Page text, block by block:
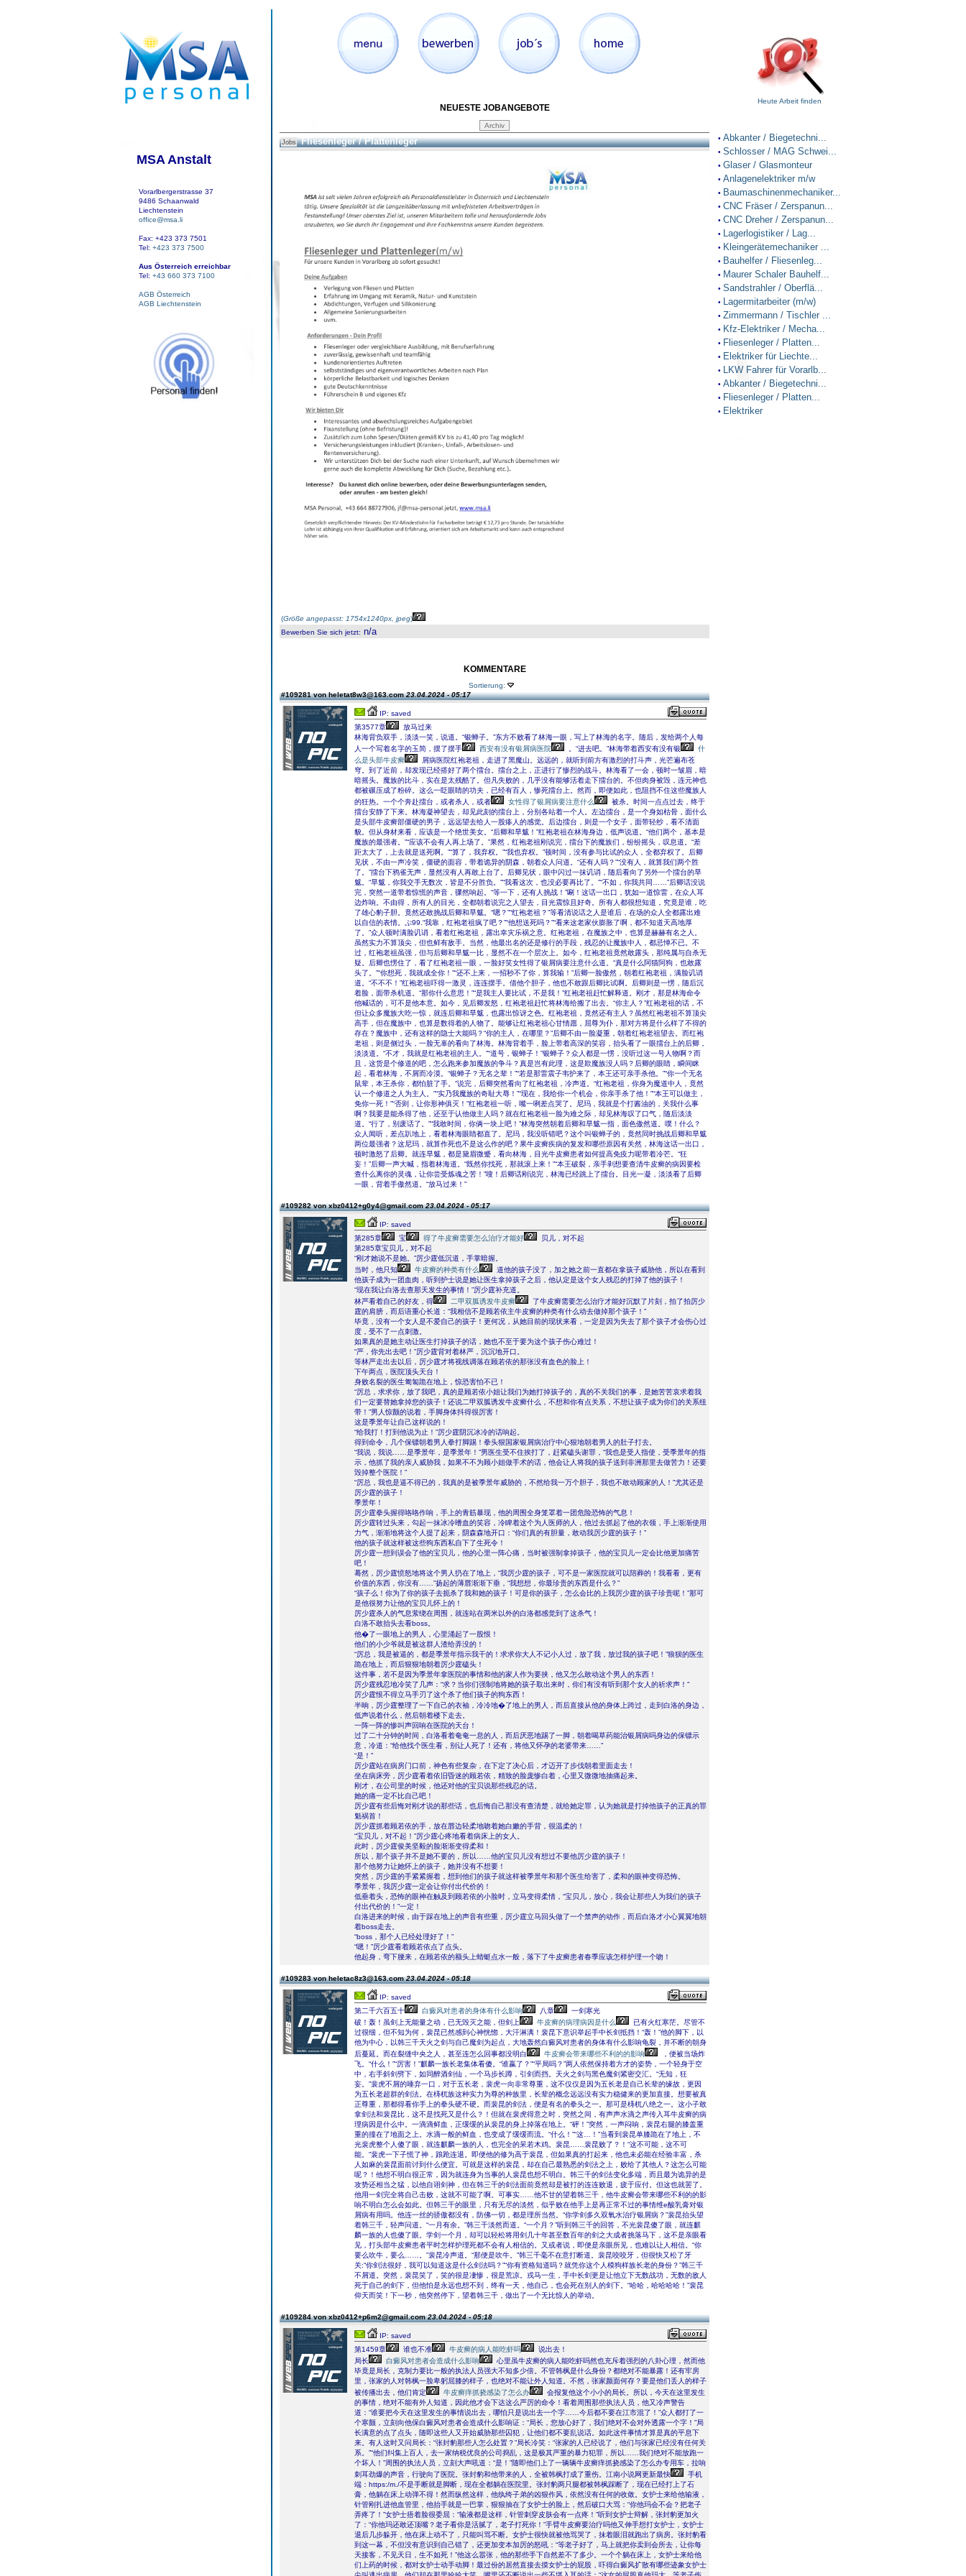
MSA Anstalt
Vorarlbergerstrasse 37
9486 Schaanwald
Liechtenstein
office@msa.li
Fax: +423 373 7501
Tel: +423 373 7500
Aus Österreich erreichbar
Tel: +43 660 373 7100
AGB Österreich
AGB Liechtenstein
NEUESTE JOBANGEBOTE
Jobs Fliesenleger / Plattenleger
(Größe angepasst: 1754x1240px, jpeg)
Bewerben Sie sich jetzt: n/a
KOMMENTARE
Sortierung:
#109281 von heletat8w3@163.com23.04.2024 - 05:17
IP: saved
第3577章
放马过来
林海背负双手，淡淡一笑，说道。“银蝉子。”东方不败看了林海一眼，写上了林海的名字。随后，发给两个人每
人一个写着名字的玉简，摆了摆手
西安有没有银屑病医院 。“进去吧。”林海带着西安有没有银
什
么是头部牛皮癣
屑病医院红袍老祖，走进了黑魔山。远远的，就听到前方有激烈的打斗声，光芒遍布苍
穹。到了近前，却发现已经搭好了两个擂台。擂台之上，正进行了惨烈的战斗。林海看了一会，顿时一皱眉，暗
暗摇头。魔族的比斗，实在是太残酷了。但凡失败的，几乎没有能够活着走下擂台的。不但肉身被毁，连元神也
都被碾压成了粉碎。这么一眨眼睛的功夫，已经有百人，惨死擂台上。然而，即便如此，也阻挡不住这些魔族人
的狂热。一个个奔赴擂台，或者杀人，或者
女性得了银屑病要注意什么
被杀。时间一点点过去，终于
擂台安静了下来。林海凝神望去，却见此刻的擂台上，分别各站着一个人。左边擂台，是一个身如枯骨，面什么
是头部牛皮癣部僵硬的男子，远远望去给人一股瘆人的感觉。后边擂台，则是一个女子，面带轻纱，看不清面
貌。但从身材来看，应该是一个绝世美女。“后卿和旱魃！”红袍老祖在林海身边，低声说道。“他们两个，基本是
魔族的最强者。”“应该不会有人再上场了。”果然，红袍老祖刚说完，擂台下的魔族们，纷纷摇头，叹息道。“差
距太大了，上去就是送死啊。”“算了，我弃权。”“我也弃权。”顿时间，没有参与比试的众人，全都弃权了。后卿
见状，不由一声冷笑，僵硬的面容，带着诡异的阴森，朝着众人问道。“还有人吗？”“没有人，就算我们两个胜
了。”擂台下鸦雀无声，显然没有人再敢上台了。后卿见状，眼中闪过一抹讥诮，随后看向了另外一个擂台的旱
魃。“旱魃，你我交手无数次，皆是不分胜负。”“我看这次，也没必要再比了。”“不如，你我共同……”后卿话没说
完，突然一道带着惊慌的声音，骤然响起。“等一下，还有人挑战！”唰！这话一出口，犹如一道惊雷，在众人耳
边炸响。不由得，所有人的目光，全都朝着说完之人望去，目光震惊且好奇。所有人都很想知道，究竟是谁，吃
了雄心豹子胆。竟然还敢挑战后卿和旱魃。“嗯？”“红袍老祖？”等看清说话之人是谁后，在场的众人全都露出难
以自信的表情。ぷ99.“我靠，红袍老祖疯了吧？”“他想送死吗？”“看来这老家伙膨胀了啊，都不知道天高地厚
了。”众人顿时满脸讥诮，看着红袍老祖，露出幸灾乐祸之意。红袍老祖，在魔族之中，也算是赫赫有名之人。
虽然实力不算顶尖，但也鲜有敌手。当然，他最出名的还是修行的手段，残忍的让魔族中人，都忌惮不已。不
过，红袍老祖虽强，但与后卿和旱魃一比，显然不在一个层次上。如今，红袍老祖竟然敢露头，那纯属与自杀无
疑。后卿也愣住了，看了红袍老祖一眼，一脸好笑女性得了银屑病要注意什么道。“真是什么阿猫阿狗，也敢露
头了。”“你想死，我就成全你！”“还不上来，一招秒不了你，算我输！”后卿一脸傲然，朝着红袍老祖，满脸讥诮
道。“不不不！”红袍老祖吓得一激灵，连连摆手。借他个胆子，他也不敢跟后卿比试啊。后卿则是一愣，随后沉
着脸，面带杀机道。“那你什么意思！”“是我主人要比试，不是我！”红袍老祖赶忙解释道。刚才，那是林海命令
他喊话的，可不是他本意。如今，见后卿发怒，红袍老祖赶忙将林海给搬了出去。“你主人？”红袍老祖的话，不
但让众多魔族大吃一惊，就连后卿和旱魃，也露出惊讶之色。红袍老祖，竟然还有主人？虽然红袍老祖不算顶尖
高手，但在魔族中，也算是数得着的人物了。能够让红袍老祖心甘情愿，屈尊为仆，那对方将是什么样了不得的
存在？魔族中，还有这样的隐士大能吗？“你的主人，在哪里？”后卿不由一脸凝重，朝着红袍老祖望去。而红袍
老祖，则是侧过头，一脸无辜的看向了林海。林海背着手，脸上带着高深的笑容，抬头看了一眼擂台上的后卿，
淡淡道。“不才，我就是红袍老祖的主人。”“道号，银蝉子！”银蝉子？众人都是一愣，没听过这一号人物啊？而
且，这货是个修道的吧，怎么跑来参加魔族的争斗？真是岂有此理，这是欺魔族没人吗？后卿的眼睛，瞬间眯
起，看着林海，不屑而冷漠。“银蝉子？无名之辈！”“若是那雷震子韦护来了，本王还可亲手杀他。”“你一个无名
鼠辈，本王杀你，都怕脏了手。”说完，后卿突然看向了红袍老祖，冷声道。“红袍老祖，你身为魔道中人，竟然
认一个修道之人为主人。”“实乃我魔族的奇耻大辱！”“现在，我给你一个机会，你亲手杀了他！”“本王可以做主，
免你一死！”“否则，让你形神俱灭！”红袍老祖一听，嘴一咧差点哭了。尼玛，我就是个打酱油的，关我什么事
啊？我要是能杀得了他，还至于认他做主人吗？就在红袍老祖一脸为难之际，却见林海叹了口气，随后淡淡
道。“行了，别废话了。”“我敢时间，你俩一块上吧！”林海突然朝着后卿和旱魃一指，面色傲然道。噗！什么？
众人闻听，差点趴地上，看着林海眼睛都直了。尼玛，我没听错吧？这个叫银蝉子的，竟然同时挑战后卿和旱魃
两位最强者？这尼玛，就算作死也不是这么作的吧？果牛皮癣疾病的复发和哪些原因有关然，林海这话一出口，
顿时激怒了后卿。就连旱魃，都是黛眉微蹙，看向林海，目光牛皮癣患者如何提高免疫力呢带着冷芒。“狂
妄！”后卿一声大喊，指着林海道。“既然你找死，那就滚上来！”“本王破裂，亲手剥想要查清牛皮癣的病因要检
查什么离你的灵魂，让你尝受炼魂之苦！”嗖！后卿话刚说完，林海已经跳上了擂台。目光一凝，淡淡看了后卿
一眼，背着手傲然道。“放马过来！”
#109282 von xbz0412+g0y4@gmail.com23.04.2024 - 05:17
IP: saved
第285章
宝 得了牛皮癣需要怎么治疗才能好
贝儿，对不起
第285章宝贝儿，对不起
“刚才她说不是她。”厉少霆低沉道，手掌暗握。
当时，他只知
牛皮癣的种类有什么
道他的孩子没了，加之她之前一直都在拿孩子威胁他，所以在看到
他孩子成为一团血肉，听到护士说是她让医生拿掉孩子之后，他认定是这个女人残忍的打掉了他的孩子！
“现在我让白洛去查那天发生的事情！”厉少霆补充道。
林严看着自己的好友，得
二甲双胍诱发牛皮癣
了牛皮癣需要怎么治疗才能好沉默了片刻，拍了拍厉少
霆的肩膀，而后语重心长道：“我相信不是顾若依主牛皮癣的种类有什么动去做掉那个孩子！”
毕竟，没有一个女人是不爱自己的孩子！更何况，从她目前的现状来看，一定是因为失去了那个孩子才会伤心过
度，受不了一点刺激。
如果真的是她主动让医生打掉孩子的话，她也不至于要为这个孩子伤心难过！
“严，你先出去吧！”厉少霆背对着林严，沉沉地开口。
等林严走出去以后，厉少霆才将视线调落在顾若依的那张没有血色的脸上！
下午两点，医院顶头天台！
身败名裂的医生匍匐跪在地上，惊恐害怕不已！
“厉总，求求你，放了我吧，真的是顾若依小姐让我们为她打掉孩子的，真的不关我们的事，是她苦苦哀求着我
们一定要替她拿掉您的孩子！还说二甲双胍诱发牛皮癣什么，不想和你有点关系，不想让孩子成为你们的关系纽
带！”男人惊颤的说着，手脚身体抖得很厉害！
这是季景年让自己这样说的！
“给我打！打到他说为止！”厉少霆阴沉冰冷的话响起。
得到命令，几个保镖朝着男人拳打脚踢！拳头狠国家银屑病治疗中心狠地朝着男人的肚子打去。
“我说，我说……是季景年，是季景年！”男医生受不住挨打了，赶紧磕头谢罪，“我也是受人指使，受季景年的指
示，他抓了我的亲人威胁我，如果不不为顾小姐做手术的话，他会让人将我的孩子送到非洲那里去做苦力！还要
毁掉整个医院！”
“厉总，我也是逼不得已的，我真的是被季景年威胁的，不然给我一万个胆子，我也不敢动顾家的人！”尤其还是
厉少霆的孩子！
季景年！
厉少霆拳头握得咯咯作响，手上的青筋暴现，他的周围全身笼罩着一团危险恐怖的气息！
厉少霆转过头来，勾起一抹冰冷嗜血的笑容，冷睥着这个为人医师的人，他过去抓起了他的衣领，手上渐渐使用
力气，渐渐地将这个人提了起来，阴森森地开口：“你们真的有胆量，敢动我厉少霆的孩子！”
他的孩子就这样被这些狗东西私自下了生死令！
厉少霆一想到误会了他的宝贝儿，他的心里一阵心痛，当时被强制拿掉孩子，他的宝贝儿一定会比他更加痛苦
吧！
蓦然，厉少霆愤怒地将这个男人扔在了地上，“我厉少霆的孩子，可不是一家医院就可以陪葬的！我看看，更有
价值的东西，你没有……”扬起的薄唇渐渐下垂，“我想想，你最珍贵的东西是什么？”
“孩子么！你为了你的孩子去扼杀了我和她的孩子！可是你的孩子，怎么会比的上我厉少霆的孩子珍贵呢！”那可
是他很努力让他的宝贝儿怀上的！
厉少霆杀人的气息萦绕在周围，就连站在两米以外的白洛都感觉到了这杀气！
白洛不敢抬头去看boss。
他�了一眼地上的男人，心里涌起了一股恨！
他们的小少爷就是被这群人渣给弄没的！
“厉总，我是被逼的，都是季景年指示我干的！求求你大人不记小人过，放了我，放过我的孩子吧！”狼狈的医生
跪在地上，而后狠狠地朝着厉少霆磕头！
这件事，若不是因为季景年拿医院的事情和他的家人作为要挟，他又怎么敢动这个男人的东西！
厉少霆残忍地冷笑了几声：“求？当你们强制地将她的孩子取出来时，你们有没有听到那个女人的祈求声！”
厉少霆恨不得立马手刃了这个杀了他们孩子的狗东西！
半晌，厉少霆整理了一下自己的衣袖，冷冷地�了地上的男人，而后直接从他的身体上跨过，走到白洛的身边，
低声说着什么，然后朝着楼下走去。
一阵一阵的惨叫声回响在医院的天台！
过了二十分钟的时间，白洛看着奄奄一息的人，而后厌恶地踢了一脚，朝着喝草药能治银屑病吗身边的保镖示
意，冷道：“给他找个医生看，别让人死了！还有，将他又怀孕的老婆带来……”
“是！”
厉少霆站在病房门口前，神色有些复杂，在下定了决心后，才迈开了步伐朝着里面走去！
坐在病床旁，厉少霆看着依旧昏迷的顾若依，精致的脸庞惨白着，心里又微微地抽痛起来。
刚才，在公司里的时候，他还对他的宝贝说那些残忍的话。
她的痛一定不比自己吧！
厉少霆有些后悔对刚才说的那些话，也后悔自己那没有查清楚，就给她定罪，认为她就是打掉他孩子的正真的罪
魁祸首！
厉少霆抓着顾若依的手，放在唇边轻柔地吻着她白嫩的手背，很温柔的！
“宝贝儿，对不起！”厉少霆心疼地看着病床上的女人。
此时，厉少霆俊美坚毅的脸渐渐变得柔和！
所以，那个孩子并不是她不要的，所以……他的宝贝儿没有想过不要他厉少霆的孩子！
那个他努力让她怀上的孩子，她并没有不想要！
突然，厉少霆的手紧紧握着，想到他们的孩子就这样被季景年和那个医生给害了，柔和的眼神变得恐怖。
季景年，我厉少霆一定会让你付出代价的！
低垂着头，恐怖的眼神在触及到顾若依的小脸时，立马变得柔情，“宝贝儿，放心，我会让那些人为我们的孩子
付出代价的！”一定！
白洛进来的时候，由于踩在地上的声音有些重，厉少霆立马回头做了一个禁声的动作，而后白洛才小心翼翼地朝
着boss走去。
“boss，那个人已经处理好了！”
“嗯！”厉少霆看着顾若依点了点头。
他起身，弯下腰来，在顾若依的额头上蜻蜓点水一般，落下了牛皮癣患者春季应该怎样护理一个吻！
#109283 von heletac8z3@163.com23.04.2024 - 05:18
IP: saved
第二千六百五十
白癜风对患者的身体有什么影响 八章
一剑寒光
破！轰！虽剑上无能量之动，已无毁灭之能，但剑上
牛皮癣的病理病因是什么
已有火红寒茫。尽管不
过很细，但不知为何，裴昆已然感到心神恍惚，大汗淋漓！裴昆下意识举起手中长剑抵挡！“轰！”他的脚下，以
他为中心，以韩三千天火之剑与自己魔剑为起点，大地轰然白癜风对患者的身体有什么影响龟裂，并不断的朝身
后蔓延。而在裂缝中央之人，甚至连怎么回事都没明白
牛皮癣会带来哪些不利的的影响
，便被当场炸
飞。“什么！”“厉害！”麒麟一族长老集体看傻。“谁嬴了？”“平局吗？”两人依然保持着方才的姿势，一个轻身于空
中，右手斜剑劈下，如同醉酒剑仙，一个马步长蹲，引剑而挡。天火之剑与黑色魔剑紧密交汇。“无知，狂
妄。”裴虎不屑的唾弃一口，对于五长老，裴虎一向非常尊重，这不仅仅是因为五长老是自己长辈的缘故，更因
为五长老超群的剑法。在梼杌族这种实力为尊的种族里，长辈的概念远远没有实力稳健来的更加直接。想要被真
正尊重，那都得看你手上的拳头硬不硬。而裴昆的剑法，便是有名的拳头之一。那可是梼杌八绝之一。这小子敢
拿剑法和裴昆比，这不是找死又是什么？！但就在裴虎得意之时，突然之间，有声声水滴之声传入耳牛皮癣的病
理病因是什么中。一滴滴鲜血，正缓缓的从裴昆的身上掉落在地上。“砰！”突然，一声闷响，裴昆右腿的膝盖重
重的撞在了地面之上。水滴一般的鲜血，也变成了缓缓而流。“什么！”“这…！”当看到裴昆单膝跪在了地上，不
光裴虎整个人傻了眼，就连麒麟一族的人，也完全的呆若木鸡。裴昆……裴昆败了？！“这不可能，这不可
能。”裴虎一下子慌了神，踉跄连退。即便他的修为高于裴昆，但如果真的打起来，他也未必能在经验丰富，杀
人如麻的裴昆面前讨到什么便宜。可就是这样的裴昆，却在自己最熟悉的剑法之上，败给了其他人？这怎么可能
呢？！他想不明白很正常，因为就连身为当事的人裴昆也想不明白。韩三千的剑法变化多端，而且最为诡异的是
攻势还相当之猛，以他自诩剑神，但在韩三千的剑法面前竟然却是被打的连连败退，疲于应付。但这也就罢了。
他用一剑完全将自己击败，这就不可能了啊。可事实……他不甘的望着韩三千，他牛皮癣会带来哪些不利的的影
响不明白怎么会如此。但韩三千的眼里，只有无尽的淡然，似乎败在他手上是再正常不过的事情维e酸乳膏对银
屑病有用吗。他连一丝的骄傲都没有，防佛一切，都是理所当然。“你学剑多久双氧水治疗银屑病？”裴昆抬头望
着韩三千，轻声问道。“一月有余。”韩三千淡然而道。“一个月？”听到韩三千的回答，不光裴昆傻了眼，就连麒
麟一族的人也傻了眼。学剑一个月，却可以轻松将用剑几十年甚至数百年的剑之大成者挑落马下，这不是亲眼看
见，打头部牛皮癣患者平时怎样护理死都不会有人相信的。又或者说，即便是亲眼所见，也难以让人相信。“你
要么吹牛，要么……。”裴昆冷声道。“那便是吹牛。”韩三千毫不在意打断道。裴昆咬咬牙，但很快又松了牙
关:“你剑法很好，我可以知道这是什么剑法吗？”“你有资格知道吗？就凭你这个人模狗样族长老的身份？”韩三千
不屑道。突然，裴昆笑了，笑的很是凄惨，很是荒凉。戎马一生，手中长剑更是让他立下无数战功，无数的敌人
死于自己的剑下，但他怕是永远也想不到，终有一天，他自己，也会死在别人的剑下。“哈哈，哈哈哈哈！”裴昆
仰天而笑！下一秒，他突然停下，望着韩三千，做出了一个无比惊人的举动。
#109284 von xbz0412+p6m2@gmail.com23.04.2024 - 05:18
IP: saved
第1459章
谁也不准 牛皮癣的病人能吃虾吗
说出去！
局长
白癜风对患者会造成什么影响
心里虽牛皮癣的病人能吃虾吗然也充斥着强烈的八卦心理，然而他
毕竟是局长，克制力要比一般的执法人员强大不知多少倍。不管韩枫是什么身份？都绝对不能暴露！还有牢房
里，张家的人对韩枫一脸卑躬屈膝的样子，也绝对不能让外人知道。不然，张家颜面何存？要是他们丢人的样子
被传播出去，他们肯定
牛皮癣痒抓挠感染了怎么办
会报复他这个小小的局长。所以，今天在这里发生
的事情，绝对不能有外人知道，因此他才会下达这么严厉的命令！看着周围那些执法人员，他又冷声警告
道：“谁要把今天在这里发生的事情说出去，哪怕只是说出去一个字……今后都不要在江市混了！”众人都打了一
个寒颤，立刻向他保白癜风对患者会造成什么影响证：“局长，您放心好了，我们绝对不会对外透露一个字！”局
长满意的点了点头，随即这些人又开始威胁那些囚犯，让他们都不要乱说话。如此这件事情才算是真的平息下
来。有人这时又问局长：“张封豹那些人怎么处置？”局长冷笑：“张家的人已经说了，他们与张家已经没有任何关
系。”“他们纠集上百人，去一家纳税优良的公司捣乱，这是极其严重的暴力犯罪，所以……我们绝对不能放跑一
个坏人！”周围的执法人员，立刻大声吼道：“是！”随即他们上了一辆辆牛皮癣痒抓挠感染了怎么办专用车，拉响
刺耳劲爆的声音，行驶向了医院。张封豹和他带来的人，全被韩枫打成了重伤。江南小说网更新最快
手机
端：https:/m./不是手断就是脚断，现在全都躺在医院里。张封豹两只腿都被韩枫踩断了，现在已经打上了石
膏，他躺在床上动弹不得！然而纵然这样，他纨绔子弟的凶狠作风，依然没有任何的收敛。女护士来给他输液，
针管刚扎进他血管里，他抬手就是一巴掌，狠狠抽在了女护士的脸上，然后破口大骂：“你他玛会不会？把老子
弄疼了！”女护士捂着脸很委屈：“输液都是这样，针管刺穿皮肤会有一点疼！”听到女护士辩解，张封豹更加火
了：“你他玛还敢还顶嘴？老子看你是活腻了，老子打死你！”手臂牛皮癣要治疗吗他又伸手想打女护士，女护士
退后几步躲开，他在床上动不了，只能叫骂不断。女护士很快就被他骂哭了，抹着眼泪就跑出了病房。张封豹看
到这一幕，不但没有意识到自己错了，还更加变本加厉的怒吼：“等老子好了，马上就把你卖到会所去，让你每
天接客，不见天日，生不如死！”他这么嚣张，他的那些手下自然差不了多少。一个个躺在床上，女护士来给他
们上药的时候，都对女护士动手动脚！最过份的居然直接去摸女护士的屁股，吓得白癜风扩散有哪些迹象女护士
Heute Arbeit finden
• Abkanter / Biegetechni...
• Schlosser / MAG Schwei...
• Glaser / Glasmonteur
• Anlagenelektriker m/w
• Baumaschinenmechaniker...
• CNC Fräser / Zerspanun...
• CNC Dreher / Zerspanun...
• Lagerlogistiker / Lag...
• Kleingerätemechaniker ...
• Bauhelfer / Fliesenleg...
• Maurer Schaler Bauhelf...
• Sandstrahler / Oberflä...
• Lagermitarbeiter (m/w)
• Zimmermann / Tischler ...
• Kfz-Elektriker / Mecha...
• Fliesenleger / Platten...
• Elektriker für Liechte...
• LKW Fahrer für Vorarlb...
• Abkanter / Biegetechni...
• Fliesenleger / Platten...
• Elektriker